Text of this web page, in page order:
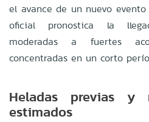
el avance de un nuevo
oficial pronostica la
moderadas a fuertes
concentradas en un corto
Heladas previas y
estimados